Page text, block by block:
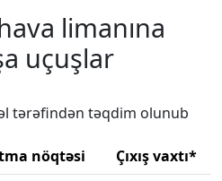
limanına
uçuşlar
tərəfindən təqdim olunub
nöqtəsi Çıxış vaxtı*